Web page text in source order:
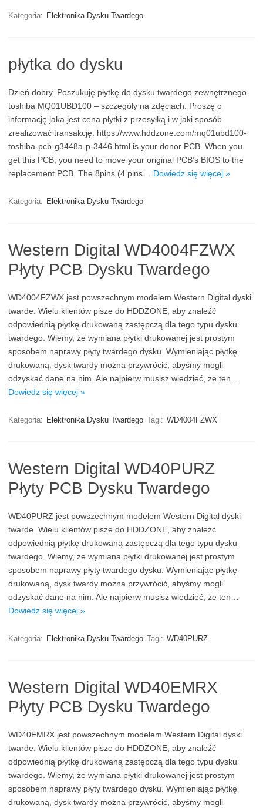
Kategoria: Elektronika Dysku Twardego
płytka do dysku
Dzień dobry. Poszukuję płytkę do dysku twardego zewnętrznego
toshiba MQ01UBD100 – szczegóły na zdęciach. Proszę o
informację jaka jest cena płytki z przesyłką i w jaki sposób
zrealizować transakcję. https://www.hddzone.com/mq01ubd100-
toshiba-pcb-g3448a-p-3446.html is your donor PCB. When you
get this PCB, you need to move your original PCB’s BIOS to the
replacement PCB. The 8pins (4 pins… Dowiedz się więcej »
Kategoria: Elektronika Dysku Twardego
Western Digital WD4004FZWX
Płyty PCB Dysku Twardego
WD4004FZWX jest powszechnym modelem Western Digital dyski
twarde. Wielu klientów pisze do HDDZONE, aby znaleźć
odpowiednią płytkę drukowaną zastępczą dla tego typu dysku
twardego. Wiemy, że wymiana płytki drukowanej jest prostym
sposobem naprawy płyty twardego dysku. Wymieniając płytkę
drukowaną, dysk twardy można przywrócić, abyśmy mogli
odzyskać dane na nim. Ale najpierw musisz wiedzieć, że ten…
Dowiedz się więcej »
Kategoria: Elektronika Dysku Twardego Tagi: WD4004FZWX
Western Digital WD40PURZ
Płyty PCB Dysku Twardego
WD40PURZ jest powszechnym modelem Western Digital dyski
twarde. Wielu klientów pisze do HDDZONE, aby znaleźć
odpowiednią płytkę drukowaną zastępczą dla tego typu dysku
twardego. Wiemy, że wymiana płytki drukowanej jest prostym
sposobem naprawy płyty twardego dysku. Wymieniając płytkę
drukowaną, dysk twardy można przywrócić, abyśmy mogli
odzyskać dane na nim. Ale najpierw musisz wiedzieć, że ten…
Dowiedz się więcej »
Kategoria: Elektronika Dysku Twardego Tagi: WD40PURZ
Western Digital WD40EMRX
Płyty PCB Dysku Twardego
WD40EMRX jest powszechnym modelem Western Digital dyski
twarde. Wielu klientów pisze do HDDZONE, aby znaleźć
odpowiednią płytkę drukowaną zastępczą dla tego typu dysku
twardego. Wiemy, że wymiana płytki drukowanej jest prostym
sposobem naprawy płyty twardego dysku. Wymieniając płytkę
drukowaną, dysk twardy można przywrócić, abyśmy mogli